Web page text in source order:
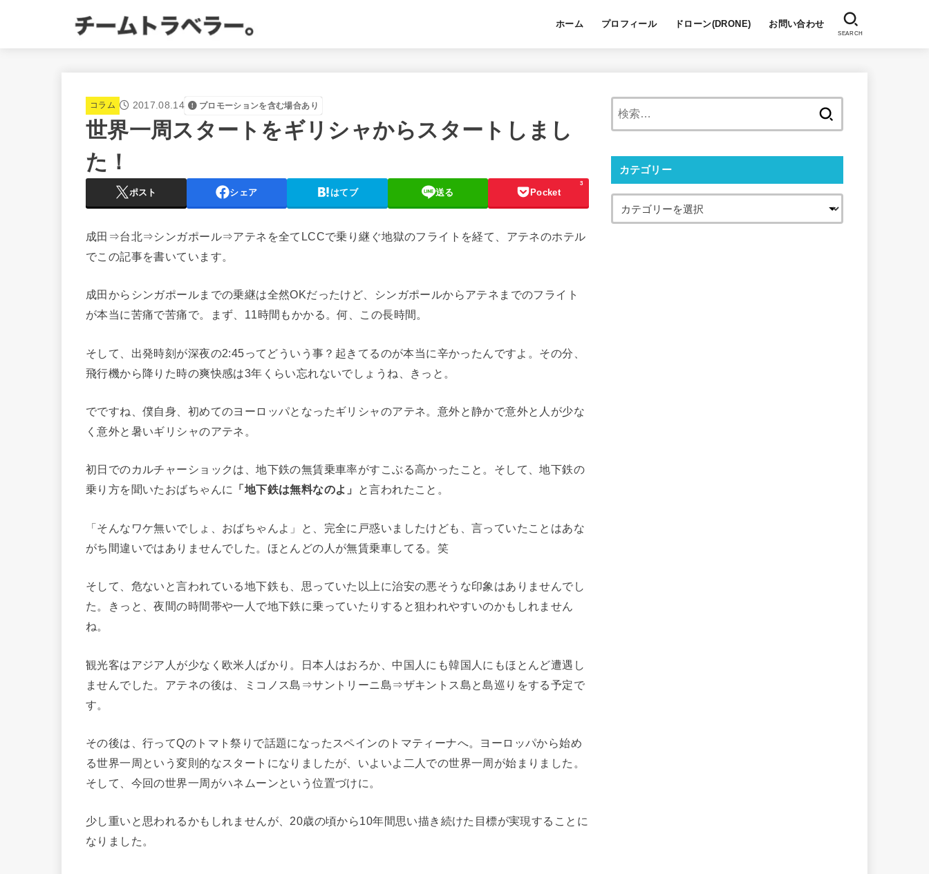
ホーム プロフィール ドローン(DRONE) お問い合わせ
SEARCH
コラム 2017.08.14 プロモーションを含む場合あり
世界一周スタートをギリシャからスタートしまし
た！
ポスト シェア はてブ 送る Pocket
3
成田⇒台北⇒シンガポール⇒アテネを全てLCCで乗り継ぐ地獄のフライトを経て、アテネのホテル
でこの記事を書いています。
成田からシンガポールまでの乗継は全然OKだったけど、シンガポールからアテネまでのフライト
が本当に苦痛で苦痛で。まず、11時間もかかる。何、この長時間。
そして、出発時刻が深夜の2:45ってどういう事？起きてるのが本当に辛かったんですよ。その分、
飛行機から降りた時の爽快感は3年くらい忘れないでしょうね、きっと。
でですね、僕自身、初めてのヨーロッパとなったギリシャのアテネ。意外と静かで意外と人が少な
く意外と暑いギリシャのアテネ。
初日でのカルチャーショックは、地下鉄の無賃乗車率がすこぶる高かったこと。そして、地下鉄の
乗り方を聞いたおばちゃんに
「地下鉄は無料なのよ」 と言われたこと。
「そんなワケ無いでしょ、おばちゃんよ」と、完全に戸惑いましたけども、言っていたことはあな
がち間違いではありませんでした。ほとんどの人が無賃乗車してる。笑
そして、危ないと言われている地下鉄も、思っていた以上に治安の悪そうな印象はありませんでし
た。きっと、夜間の時間帯や一人で地下鉄に乗っていたりすると狙われやすいのかもしれません
ね。
観光客はアジア人が少なく欧米人ばかり。日本人はおろか、中国人にも韓国人にもほとんど遭遇し
ませんでした。アテネの後は、ミコノス島⇒サントリーニ島⇒ザキントス島と島巡りをする予定で
す。
その後は、行ってQのトマト祭りで話題になったスペインのトマティーナへ。ヨーロッパから始め
る世界一周という変則的なスタートになりましたが、いよいよ二人での世界一周が始まりました。
そして、今回の世界一周がハネムーンという位置づけに。
少し重いと思われるかもしれませんが、20歳の頃から10年間思い描き続けた目標が実現することに
なりました。
カテゴリー